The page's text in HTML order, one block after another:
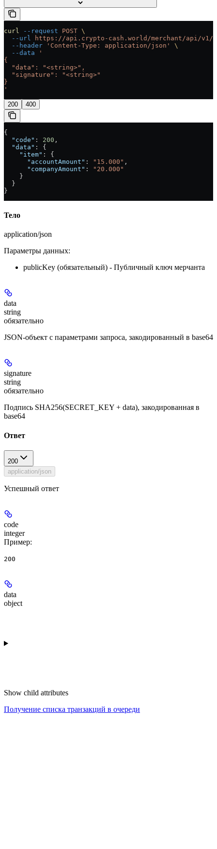
curl --request POST \
  --url
https://api.crypto-cash.world/merchant/api/v1/
  --header
'Content-Type: application/json'
\
  --data
'
{
  "data": "<string>",
  "signature": "<string>"
}
'
200 400
{
  "code"
: 200 ,
  "data"
: {
    "item"
: {
      "accountAmount"
: "15.000" ,
      "companyAmount"
:
"20.000"
    }
  }
}
Тело
application/json
Параметры данных:
publicKey (обязательный) - Публичный ключ мерчанта
data
string
обязательно
JSON-объект с параметрами запроса, закодированный в base64
signature
string
обязательно
Подпись SHA256(SECRET_KEY + data), закодированная в
base64
Ответ
200
application/json
Успешный ответ
code
integer
Пример:
200
data
object
Show child attributes
Получение списка транзакций в очереди